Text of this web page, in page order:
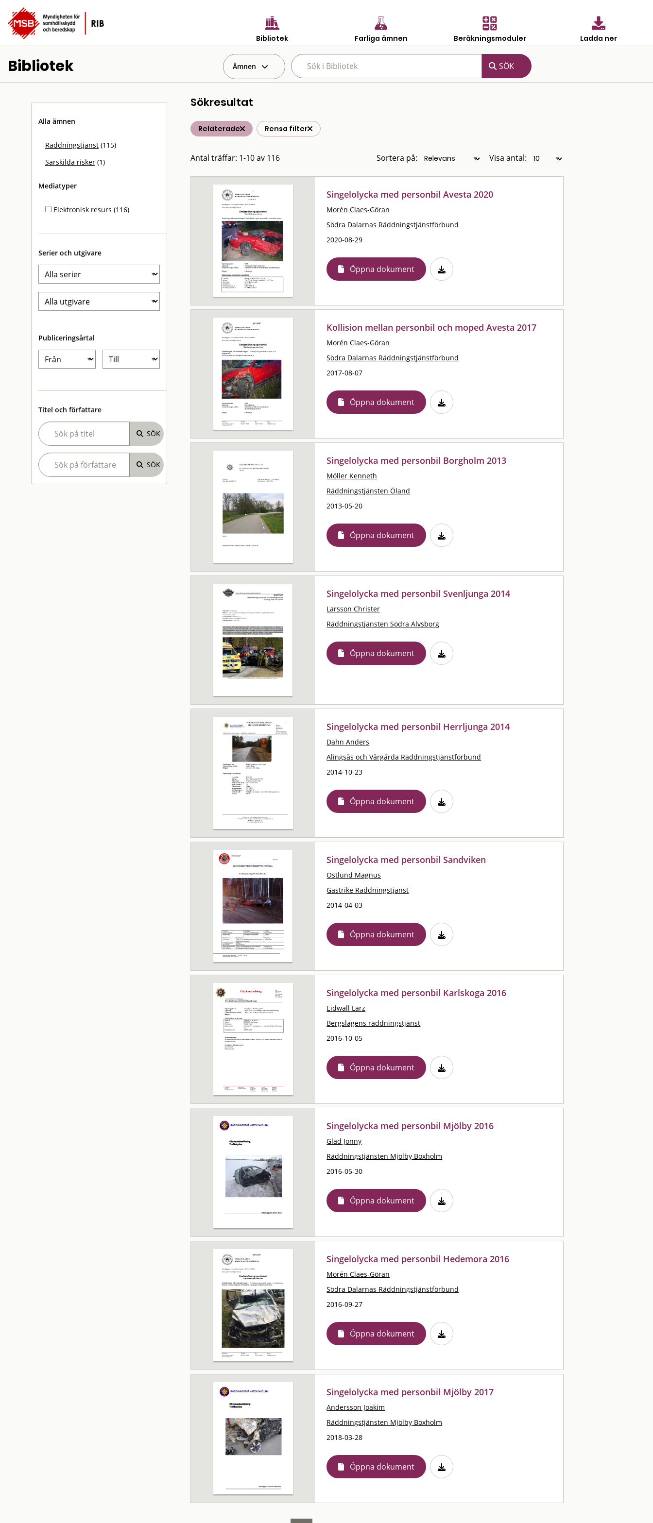
Bibliotek Farliga ämnen Beräkningsmoduler Ladda ner
Bibliotek Ämnen
Alla ämnen
Räddningstjänst (115)
Särskilda risker (1)
Mediatyper
Elektronisk resurs (116)
Serier och utgivare
Publiceringsårtal
Titel och författare
Sökresultat
Relaterade Rensa filter
Antal träffar: 1-10 av 116 Sortera på: Visa antal:
Singelolycka med personbil Avesta 2020
Morén Claes-Göran
Södra Dalarnas Räddningstjänstförbund
2020-08-29
Öppna dokument
Kollision mellan personbil och moped Avesta 2017
Morén Claes-Göran
Södra Dalarnas Räddningstjänstförbund
2017-08-07
Öppna dokument
Singelolycka med personbil Borgholm 2013
Möller Kenneth
Räddningstjänsten Öland
2013-05-20
Öppna dokument
Singelolycka med personbil Svenljunga 2014
Larsson Christer
Räddningstjänsten Södra Älvsborg
Öppna dokument
Singelolycka med personbil Herrljunga 2014
Dahn Anders
Alingsås och Vårgårda Räddningstjänstförbund
2014-10-23
Öppna dokument
Singelolycka med personbil Sandviken
Östlund Magnus
Gästrike Räddningstjänst
2014-04-03
Öppna dokument
Singelolycka med personbil Karlskoga 2016
Eidwall Larz
Bergslagens räddningstjänst
2016-10-05
Öppna dokument
Singelolycka med personbil Mjölby 2016
Glad Jonny
Räddningstjänsten Mjölby Boxholm
2016-05-30
Öppna dokument
Singelolycka med personbil Hedemora 2016
Morén Claes-Göran
Södra Dalarnas Räddningstjänstförbund
2016-09-27
Öppna dokument
Singelolycka med personbil Mjölby 2017
Andersson Joakim
Räddningstjänsten Mjölby Boxholm
2018-03-28
Öppna dokument